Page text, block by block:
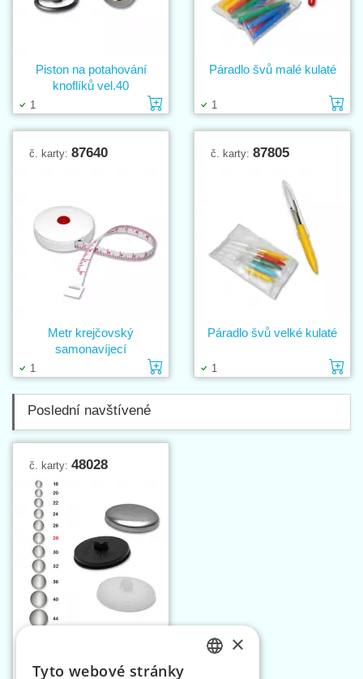
1 Vložit do košíku
Piston na potahování
knoflíků vel.40
1
Páradlo švů malé kulaté
č. karty: 87640
1 Vložit do košíku
Metr krejčovský
samonavíjecí
č. karty: 87805
1
Páradlo švů velké kulaté
Poslední navštívené
č. karty: 48028
×
Tyto webové stránky